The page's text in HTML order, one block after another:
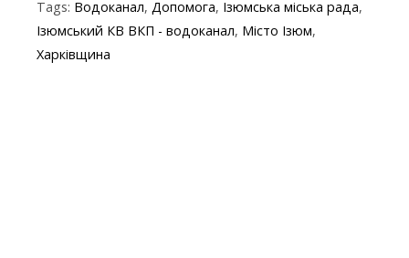
b
o
er gr s p l
Tags: Водоканал, Допомога, Ізюмська міська рада,
Ізюмський КВ ВКП - водоканал, Місто Ізюм,
Харківщина